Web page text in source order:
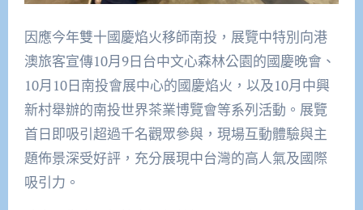
因應今年雙十國慶焰火移師南投，展覽中特別向港
澳旅客宣傳10月9日台中文心森林公園的國慶晚會、
10月10日南投會展中心的國慶焰火，以及10月中興
新村舉辦的南投世界茶業博覽會等系列活動。展覽
首日即吸引超過千名觀眾參與，現場互動體驗與主
題佈景深受好評，充分展現中台灣的高人氣及國際
吸引力。